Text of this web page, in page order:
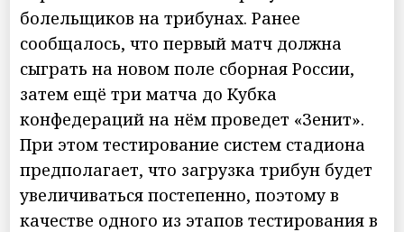
болельщиков на трибунах. Ранее
сообщалось, что первый матч должна
сыграть на новом поле сборная России,
затем ещё три матча до Кубка
конфедераций на нём проведет «Зенит».
При этом тестирование систем стадиона
предполагает, что загрузка трибун будет
увеличиваться постепенно, поэтому в
качестве одного из этапов тестирования в